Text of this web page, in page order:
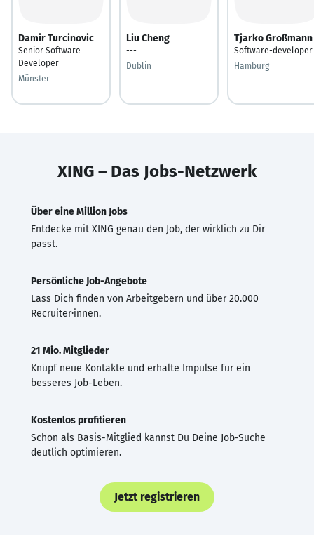
Damir Turcinovic
Senior Software
Developer
Münster
Liu Cheng
---
Dublin
Tjarko Großmann
Software-developer
Hamburg
XING – Das Jobs-Netzwerk
Über eine Million Jobs
Entdecke mit XING genau den Job, der wirklich zu Dir
passt.
Persönliche Job-Angebote
Lass Dich finden von Arbeitgebern und über 20.000
Recruiter·innen.
21 Mio. Mitglieder
Knüpf neue Kontakte und erhalte Impulse für ein
besseres Job-Leben.
Kostenlos profitieren
Schon als Basis-Mitglied kannst Du Deine Job-Suche
deutlich optimieren.
Jetzt registrieren